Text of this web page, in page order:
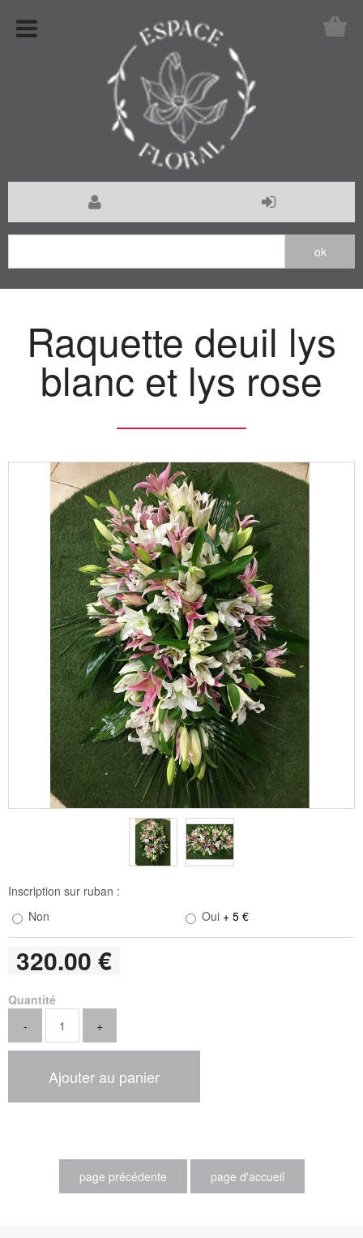
Raquette deuil lys
blanc et lys rose
Inscription sur ruban :
Non
Oui + 5 €
320.00 €
Quantité